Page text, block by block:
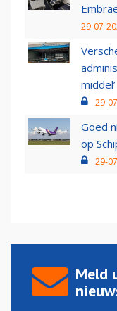
29-07-
middel’
29-
Goed
op
29-
Meld